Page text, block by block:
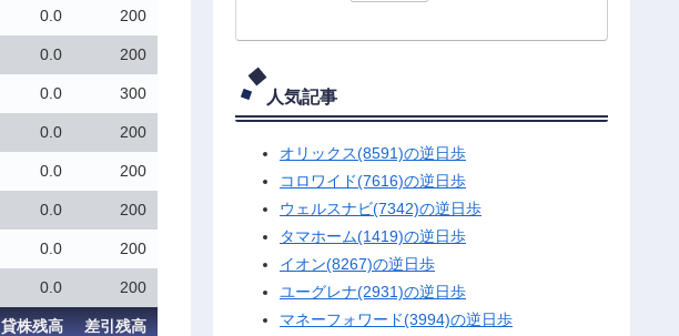
0.0 200
0.0 200
0.0 300
0.0 200
0.0 200
0.0 200
0.0 200
0.0 200
貸株残高 差引残高
人気記事
オリックス(8591)の逆日歩
コロワイド(7616)の逆日歩
ウェルスナビ(7342)の逆日歩
タマホーム(1419)の逆日歩
イオン(8267)の逆日歩
ユーグレナ(2931)の逆日歩
マネーフォワード(3994)の逆日歩